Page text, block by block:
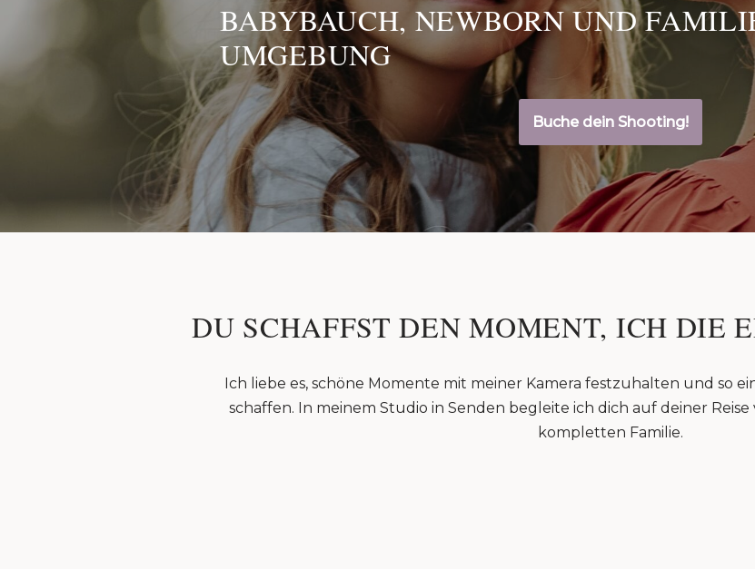
BABYBAUCH, NEWBORN UND
UMGEBUNG
Buche dein Shooting!
DU SCHAFFST DEN MOMENT, ICH DIE
Ich liebe es, schöne Momente mit meiner Kamera festzuhalten und so
schaffen. In meinem Studio in Senden begleite ich dich auf deiner
kompletten Familie.